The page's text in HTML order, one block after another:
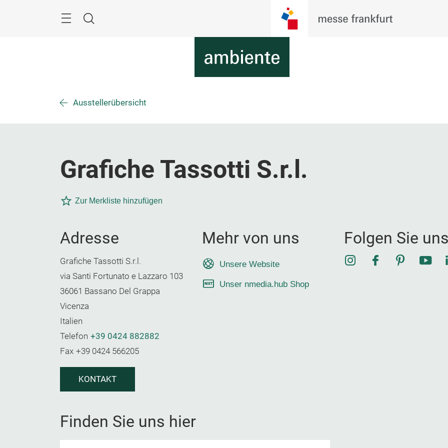
Suche
Ausstellerübersicht
Grafiche Tassotti S.r.l.
Zur Merkliste hinzufügen
Adresse
Grafiche Tassotti S.r.l.
via Santi Fortunato e Lazzaro 103
36061 Bassano Del Grappa
Vicenza
Italien
Telefon +39 0424 882882
Fax +39 0424 566205
KONTAKT
Mehr von uns
Unsere Website
Unser nmedia.hub Shop
Folgen Sie uns
Instagram
Facebook
Pinterest
Finden Sie uns hier